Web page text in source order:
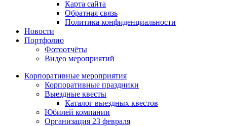
Карта сайта
Обратная связь
Политика конфиденциальности
Новости
Портфолио
Фотоотчёты
Видео мероприятий
Корпоративные мероприятия
Корпоративные праздники
Выездные квесты
Каталог выездных квестов
Юбилей компании
Организация 23 февраля